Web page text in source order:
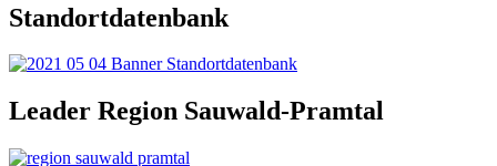
Standortdatenbank
Leader Region Sauwald-Pramtal